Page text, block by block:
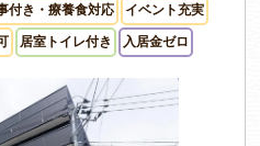
付き・療養食対応 イベント充実
居室トイレ付き 入居金ゼロ